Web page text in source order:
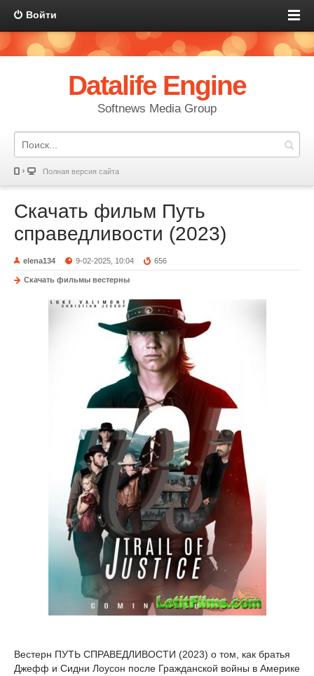
Войти
Datalife Engine
Softnews Media Group
Полная версия сайта
Скачать фильм Путь
справедливости (2023)
elena134 9-02-2025, 10:04 656
Скачать фильмы вестерны
Вестерн ПУТЬ СПРАВЕДЛИВОСТИ (2023) о том, как братья
Джефф и Сидни Лоусон после Гражданской войны в Америке